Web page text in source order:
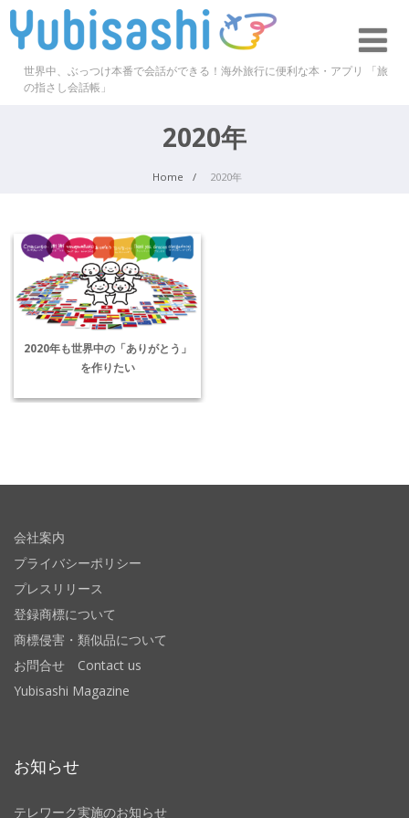
世界中、ぶっつけ本番で会話ができる！海外旅行に便利な本・アプリ 「旅
の指さし会話帳」
2020年
Home 2020年
2020年も世界中の「ありがとう」
を作りたい
会社案内
プライバシーポリシー
プレスリリース
登録商標について
商標侵害・類似品について
お問合せ Contact us
Yubisashi Magazine
お知らせ
テレワーク実施のお知らせ